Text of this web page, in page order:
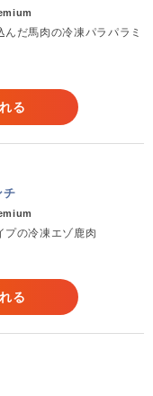
んだ馬肉の冷凍パラパラミ
る
チ
プの冷凍エゾ鹿肉
る